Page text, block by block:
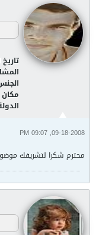
مكان
09-18-2008, 09:07 PM
محترم شكرا لتشريفك